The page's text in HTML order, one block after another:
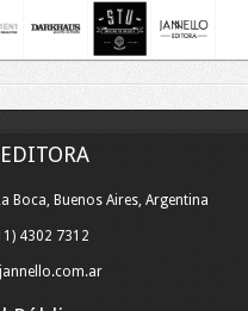
Boca, Buenos Aires, Argentina
4302 7312